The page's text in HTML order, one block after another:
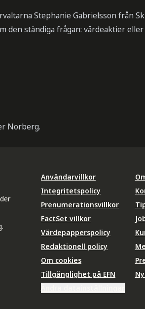
Stephanie Gabrielsson från
den ständiga frågan: värdeaktier
Norberg.
Användarvillkor
Integritetspolicy
Prenumerationsvillkor
FactSet villkor
Värdepapperspolicy
Redaktionell policy
Om cookies
Tillgänglighet på EFN